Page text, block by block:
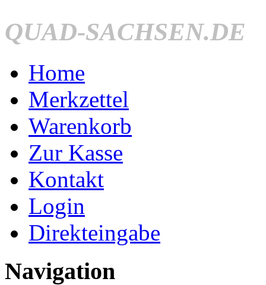
QUAD-SACHSEN.DE
Home
Merkzettel
Warenkorb
Zur Kasse
Kontakt
Login
Direkteingabe
Navigation